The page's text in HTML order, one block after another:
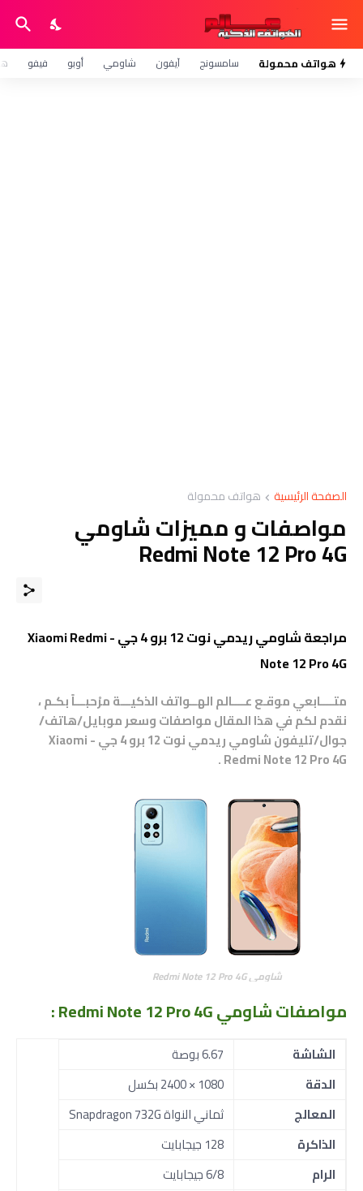
هواتف محمولة سامسونج آيفون شاومي أوبو فيفو
الصفحة الرئيسية هواتف محمولة
مواصفات و مميزات شاومي
Redmi Note 12 Pro 4G
مراجعة شاومي ريدمي نوت 12 برو 4 جي - Xiaomi Redmi
Note 12 Pro 4G
متــــابعي موقـع عــــالم الهــواتف الذكيـــة مرْحبـــاً بكـم ،
نقدم لكم في هذا المقال مواصفات وسعر موبايل/هاتف/
جوال/تليفون
شاومي ريدمي نوت 12 برو 4 جي - Xiaomi
Redmi Note 12 Pro 4G
.
شاومي Redmi Note 12 Pro 4G
مواصفات شاومي Redmi Note 12 Pro 4G :
الشاشة
6.67 بوصة
الدقة
1080 × 2400 بكسل
المعالج
ثماني النواة Snapdragon 732G
الذاكرة
128 جيجابايت
الرام
6/8 جيجابايت